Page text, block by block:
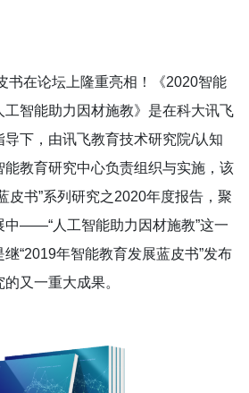
书在论坛上隆重亮相！《2020智能
智能助力因材施教》是在科大讯飞
下，由讯飞教育技术研究院/认知
能教育研究中心负责组织与实施，该
皮书”系列研究之2020年度报告，聚
中——“人工智能助力因材施教”这一
“2019年智能教育发展蓝皮书”发布
又一重大成果。